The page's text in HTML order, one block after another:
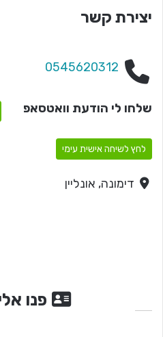
יצירת קשר
0545620312
שלחו לי הודעת וואטסאפ
לחץ לשיחה אישית עימי
דימונה, אונליין
פנו